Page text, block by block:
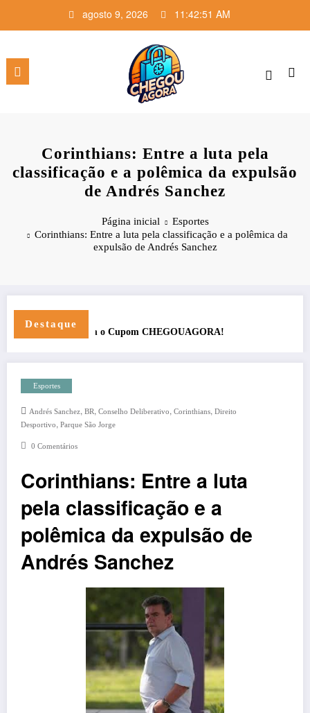
o
agosto 9, 2026 11:42:52 AM
Corinthians: Entre a luta pela
classificação e a polêmica da expulsão
de Andrés Sanchez
Página inicial
Esportes
Corinthians: Entre a luta pela classificação e a polêmica da
expulsão de Andrés Sanchez
Destaque
Esportes
Andrés Sanchez, BR, Conselho Deliberativo, Corinthians, Direito
Desportivo, Parque São Jorge
0 Comentários
Corinthians: Entre a luta
pela classificação e a
polêmica da expulsão de
Andrés Sanchez